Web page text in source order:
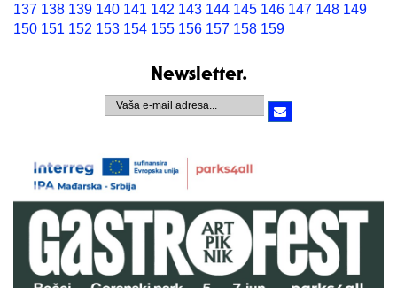
137 138 139 140 141 142 143 144 145 146 147 148 149
150 151 152 153 154 155 156 157 158 159
Newsletter.